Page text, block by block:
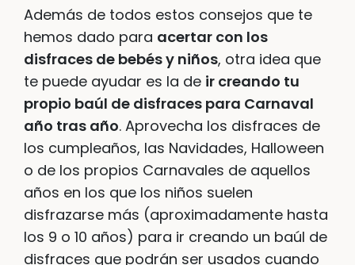
Además de todos estos consejos que te
hemos dado para acertar con los
disfraces de bebés y niños, otra idea que
te puede ayudar es la de ir creando tu
propio baúl de disfraces para Carnaval
año tras año. Aprovecha los disfraces de
los cumpleaños, las Navidades, Halloween
o de los propios Carnavales de aquellos
años en los que los niños suelen
disfrazarse más (aproximadamente hasta
los 9 o 10 años) para ir creando un baúl de
disfraces que podrán ser usados cuando